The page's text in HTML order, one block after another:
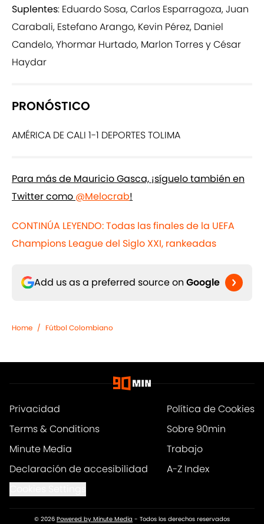
Suplentes: Eduardo Sosa, Carlos Esparragoza, Juan
Carabali, Estefano Arango, Kevin Pérez, Daniel
Candelo, Yhormar Hurtado, Marlon Torres y César
Haydar
PRONÓSTICO
AMÉRICA DE CALI 1-1 DEPORTES TOLIMA
Para más de Mauricio Gasca, ¡síguelo también en
Twitter como @Melocrab!
CONTINÚA LEYENDO: Todas las finales de la UEFA
Champions League del Siglo XXI, rankeadas
Add us as a preferred source on Google
Home / Fútbol Colombiano
Privacidad
Política de Cookies
Terms & Conditions
Sobre 90min
Minute Media
Trabajo
Declaración de accesibilidad
A-Z Index
© 2026 Powered by Minute Media - Todos los derechos reservados